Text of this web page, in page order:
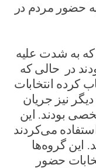
حضور مردم در
به شدت علیه
در حالی که
کرده انتخابات
نیز جریان
بودند. این
می‌کردند
این گروه‌ها
حضور